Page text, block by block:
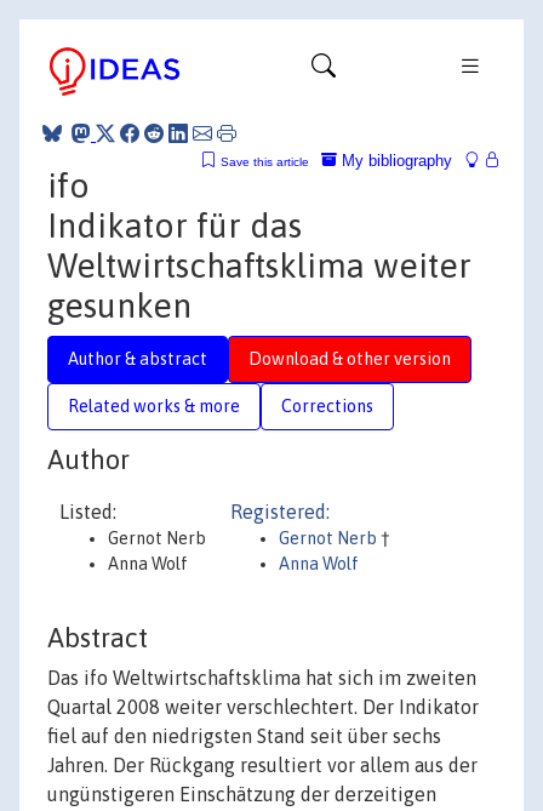
My bibliography
Save this article
ifo
Indikator für das
Weltwirtschaftsklima weiter
gesunken
Author & abstract Download & other version
Related works & more Corrections
Author
Listed:
Gernot Nerb
Anna Wolf
Registered:
Gernot Nerb †
Anna Wolf
Abstract
Das ifo Weltwirtschaftsklima hat sich im zweiten
Quartal 2008 weiter verschlechtert. Der Indikator
fiel auf den niedrigsten Stand seit über sechs
Jahren. Der Rückgang resultiert vor allem aus der
ungünstigeren Einschätzung der derzeitigen